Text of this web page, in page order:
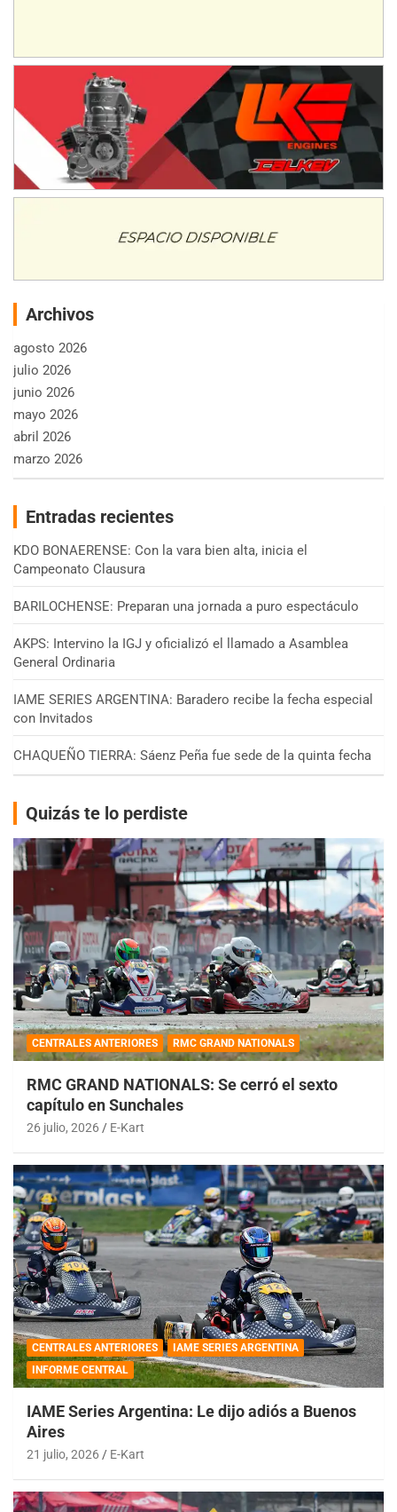
Archivos
agosto 2026
julio 2026
junio 2026
mayo 2026
abril 2026
marzo 2026
Entradas recientes
KDO BONAERENSE: Con la vara bien alta, inicia el
Campeonato Clausura
BARILOCHENSE: Preparan una jornada a puro espectáculo
AKPS: Intervino la IGJ y oficializó el llamado a Asamblea
General Ordinaria
IAME SERIES ARGENTINA: Baradero recibe la fecha especial
con Invitados
CHAQUEÑO TIERRA: Sáenz Peña fue sede de la quinta fecha
Quizás te lo perdiste
CENTRALES ANTERIORES RMC GRAND NATIONALS
RMC GRAND NATIONALS: Se cerró el sexto
capítulo en Sunchales
26 julio, 2026 E-Kart
CENTRALES ANTERIORES
IAME SERIES ARGENTINA
INFORME CENTRAL
IAME Series Argentina: Le dijo adiós a Buenos
Aires
21 julio, 2026 E-Kart